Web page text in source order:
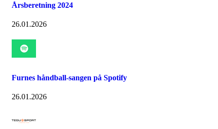
Årsberetning 2024
26.01.2026
Furnes håndball-sangen på Spotify
26.01.2026